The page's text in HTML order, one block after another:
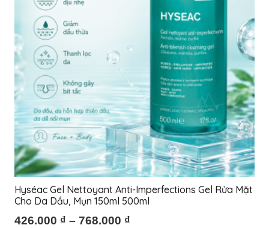
Hyséac Gel Nettoyant Anti-Imperfections Gel Rửa Mặt
Cho Da Dầu, Mụn 150ml 500ml
426.000 ₫ – 768.000 ₫